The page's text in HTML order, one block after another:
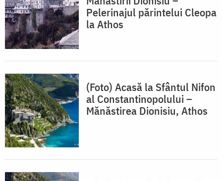
Pelerinajul părintelui Cleopa
la Athos
(Foto) Acasă la Sfântul Nifon
al Constantinopolului –
Mănăstirea Dionisiu, Athos